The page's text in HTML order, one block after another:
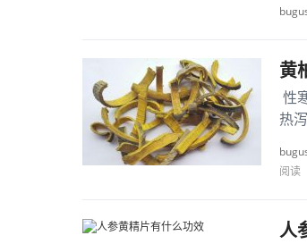
黄
性
热
阅读
人